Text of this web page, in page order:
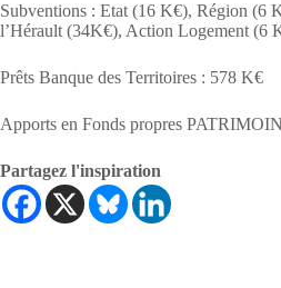
Subventions : Etat (16 K€), Région (6
l’Hérault (34K€), Action Logement (6
Prêts Banque des Territoires : 578 K€
Apports en Fonds propres
Partagez l'inspiration